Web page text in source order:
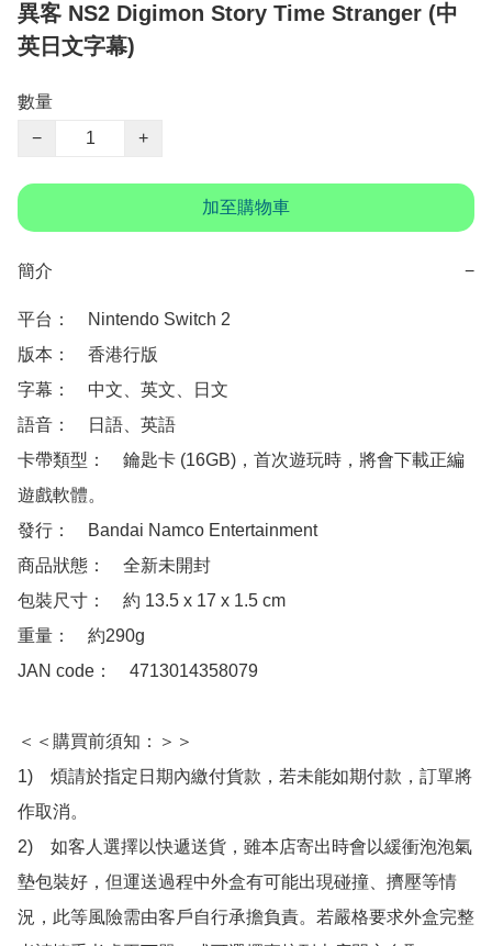
異客 NS2 Digimon Story Time Stranger (中
英日文字幕)
數量
−
+
加至購物車
簡介 −
平台：　Nintendo Switch 2
版本：　香港行版
字幕：　中文、英文、日文
語音：　日語、英語
卡帶類型：　鑰匙卡 (16GB)，首次遊玩時，將會下載正編
遊戲軟體。
發行：　Bandai Namco Entertainment
商品狀態：　全新未開封
包裝尺寸：　約 13.5 x 17 x 1.5 cm
重量：　約290g
JAN code：　4713014358079
＜＜購買前須知：＞＞
1)　煩請於指定日期內繳付貨款，若未能如期付款，訂單將
作取消。
2)　如客人選擇以快遞送貨，雖本店寄出時會以緩衝泡泡氣
墊包裝好，但運送過程中外盒有可能出現碰撞、擠壓等情
況，此等風險需由客戶自行承擔負責。若嚴格要求外盒完整